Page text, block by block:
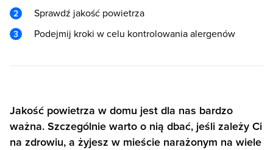
Sprawdź jakość powietrza
Podejmij kroki w celu kontrolowania alergenów
Jakość powietrza w domu jest dla nas bardzo
ważna. Szczególnie warto o nią dbać, jeśli zależy Ci
na zdrowiu, a żyjesz w mieście narażonym na wiele